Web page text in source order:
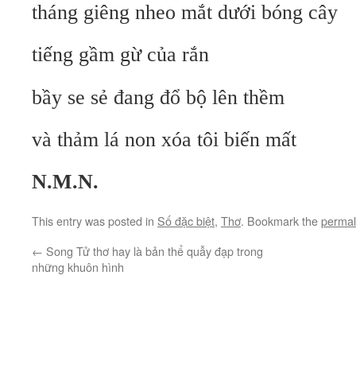
tháng giêng nheo mắt dưới bóng cây
tiếng gầm gừ của rắn
bầy se sẻ đang đổ bộ lên thềm
và thảm lá non xóa tôi biến mất
N.M.N.
This entry was posted in Số đặc biệt, Thơ. Bookmark the
← Song Tử thơ hay là bản thể quẫy đạp trong
những khuôn hình